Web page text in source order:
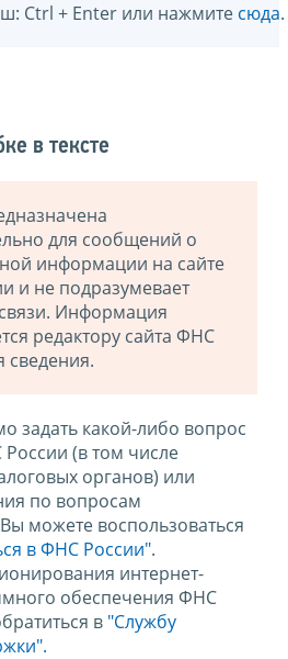
Ctrl + Enter или нажмите сюда.
в тексте
для сообщений о
информации на сайте
и не подразумевает
Информация
редактору сайта ФНС
сведения.
задать какой-либо вопрос
(в том числе
органов) или
по вопросам
можете воспользоваться
в ФНС России".
интернет-
обеспечения ФНС
в "Службу